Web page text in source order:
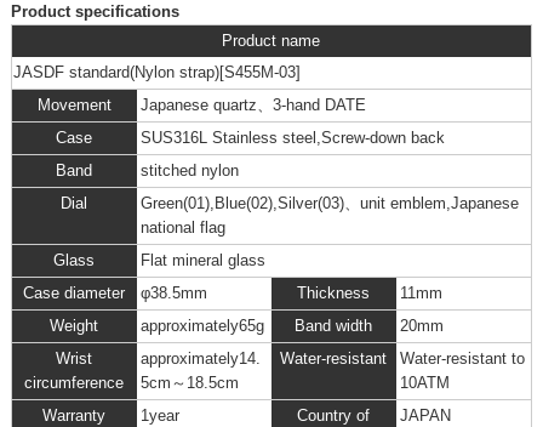
Product specifications
Product name
JASDF standard(Nylon strap)[S455M-03]
Movement
Japanese quartz、3-hand DATE
Case
SUS316L Stainless steel,Screw-down back
Band
stitched nylon
Dial
Green(01),Blue(02),Silver(03)、unit emblem,Japanese
national flag
Glass
Flat mineral glass
Case diameter
φ38.5mm Thickness
11mm
Weight
approximately65g Band width
20mm
Wrist
circumference
approximately14.
5cm～18.5cm
Water-resistant
Water-resistant to
10ATM
Warranty
1year
Country of
JAPAN